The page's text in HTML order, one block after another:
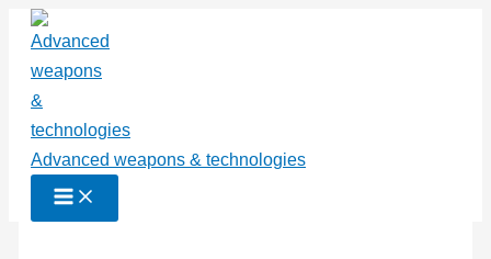
Перейти
содержимому
Advanced weapons & technologies